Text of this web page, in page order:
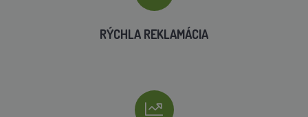
RÝCHLA REKLAMÁCIA